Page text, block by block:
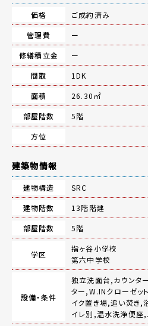
価格
ご成約済み
管理費
ー
修繕積立金
ー
間取
1DK
面積
26.30㎡
部屋階数
5階
方位
建築物情報
建物構造
SRC
建物階数
13階階建
部屋階数
5階
学区
指ヶ谷小学校
第六中学校
設備・条件
独立洗面台,カウンタ
ター,W.INクローゼッ
イク置き場,追い焚き,
イレ別,温水洗浄便座,